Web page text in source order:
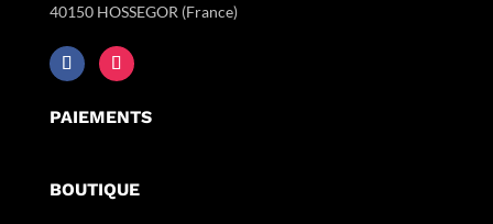
40150 HOSSEGOR (France)
PAIEMENTS
BOUTIQUE